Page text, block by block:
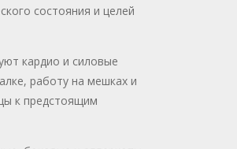
состояния и целей
кардио и силовые
работу на мешках и
к предстоящим